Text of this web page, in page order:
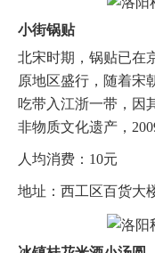
小街锅贴
北宋时期，锅贴已在
原地区盛行，随着宋
吃带入江浙一带，因
非物质文化遗产，
人均消费：10元
地址：西工区百货大